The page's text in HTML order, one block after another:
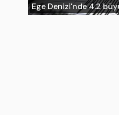
Ege Denizi'nde 4.2